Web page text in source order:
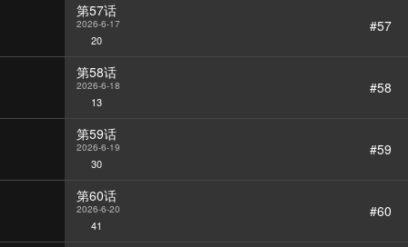
第57话
2026-6-17
20
#57
第58话
2026-6-18
13
#58
第59话
2026-6-19
30
#59
第60话
2026-6-20
41
#60